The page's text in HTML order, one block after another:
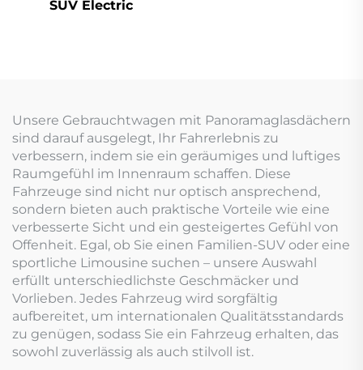
SUV Electric
Unsere Gebrauchtwagen mit Panoramaglasdächern
sind darauf ausgelegt, Ihr Fahrerlebnis zu
verbessern, indem sie ein geräumiges und luftiges
Raumgefühl im Innenraum schaffen. Diese
Fahrzeuge sind nicht nur optisch ansprechend,
sondern bieten auch praktische Vorteile wie eine
verbesserte Sicht und ein gesteigertes Gefühl von
Offenheit. Egal, ob Sie einen Familien-SUV oder eine
sportliche Limousine suchen – unsere Auswahl
erfüllt unterschiedlichste Geschmäcker und
Vorlieben. Jedes Fahrzeug wird sorgfältig
aufbereitet, um internationalen Qualitätsstandards
zu genügen, sodass Sie ein Fahrzeug erhalten, das
sowohl zuverlässig als auch stilvoll ist.